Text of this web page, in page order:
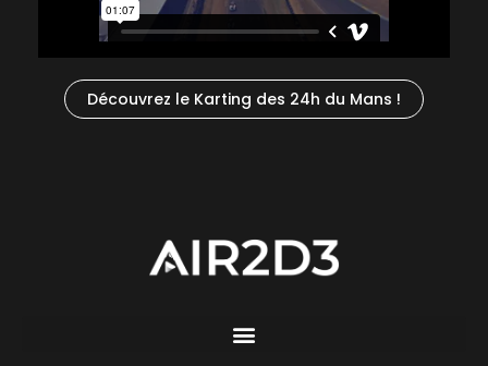
Découvrez le Karting des 24h du Mans !